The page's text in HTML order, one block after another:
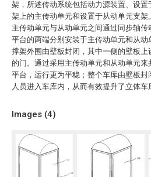
架，所述传动系统包括动力源装置、设置
架上的主传动单元和设置于从动单元支架
主传动单元与从动单元之间通过同步轴传
平台的两端分别安装于主传动单元和从动
撑架外围由壁板封闭，其中一侧的壁板上
的门。通过采用主传动单元和从动单元来
平台，运行更为平稳；整个车库由壁板封
人员进入车库内，从而有效提升了立体车
Images (4)